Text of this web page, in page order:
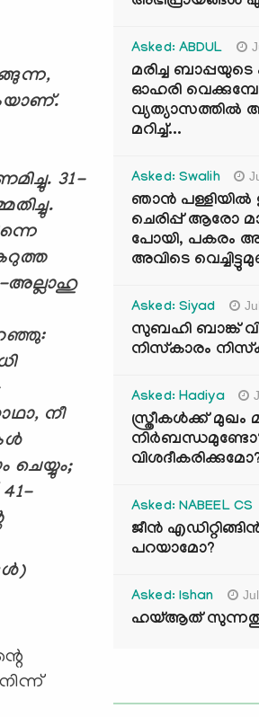
,
31-
അല്ലാഹു
, നീ
ചെയ്യും;
41-
Asked: ABDUL
മരിച്ച
ഓഹരി
മറിച്ച്...
Asked: Swalih
ഞാൻ പള്ളിയിൽ
ചെരിപ്പ് ആരോ
പോയി, പകരം
അവിടെ
Asked: Siyad
സുബഹി ബാങ്ക്
നിസ്കാരം
Asked: Hadiya
സ്ത്രീകൾക്ക് മുഖം
Asked: NABEEL CS
ജീൻ
പറയാമോ?
Asked: Ishan
ഹയ്ആത്